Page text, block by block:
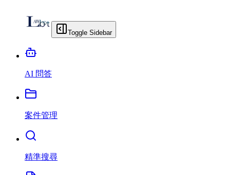
Toggle Sidebar
AI 問答
案件管理
精準搜尋